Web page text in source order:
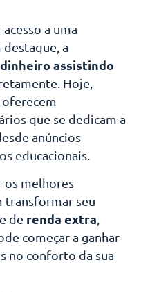
a uma
a
assistindo
Hoje,
que se dedicam a
anúncios
educacionais.
os melhores
transformar seu
de renda extra
começar a ganhar
no conforto da sua